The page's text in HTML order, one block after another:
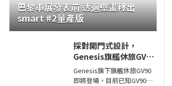
巴黎車展發表前 透過壁畫釋出
smart #2量產版
採對開門式設計，
Genesis旗艦休旅GV90
即將現身
Genesis旗下旗艦休旅GV90
即將登場，目前已知GV90將